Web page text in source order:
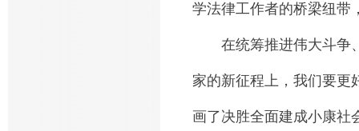
学法律工作者的桥梁纽带
在统筹推进伟大斗争、
家的新征程上，我们要更
画了决胜全面建成小康社